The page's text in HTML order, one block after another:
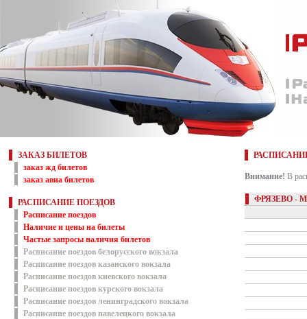
ЗАКАЗ БИЛЕТОВ
заказ жд билетов
заказ авиа билетов
РАСПИСАНИЕ ПОЕЗДОВ
Расписание поездов
Наличие и цены на билеты
Частые запросы наличия билетов
Расписание поездов белорусского вокзала
Расписание поездов казанского вокзала
Расписание поездов киевского вокзала
Расписание поездов курского вокзала
Расписание поездов ленинградского вокзала
Расписание поездов павелецкого вокзала
Внимание! В
ФРЯЗЕВО -